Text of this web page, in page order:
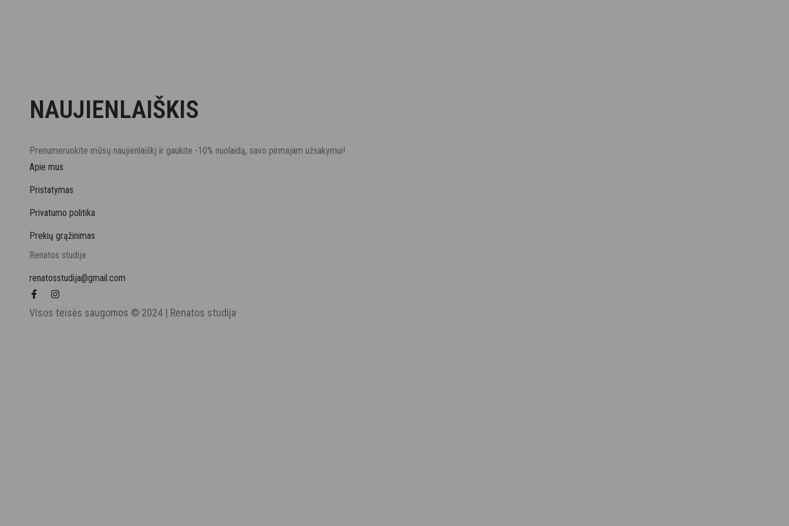
NAUJIENLAIŠKIS
Prenumeruokite mūsų naujienlaiškį ir gaukite -10% nuolaidą, savo pirmajam užsakymui!
Apie mus
Pristatymas
Privatumo politika
Prekių grąžinimas
Renatos studija
renatosstudija@gmail.com
Visos teisės saugomos © 2024 | Renatos studija